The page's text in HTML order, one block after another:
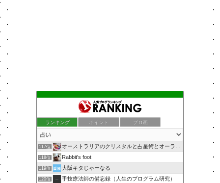
ランキング ポイント ブロ画
117位 オーストラリアのクリスタルと占星術とオーラソーマのショップ
118位 Rabbit's foot
119位 大阪キタじゃーなる
120位 手技療法師の備忘録（人生のプログラム研究）